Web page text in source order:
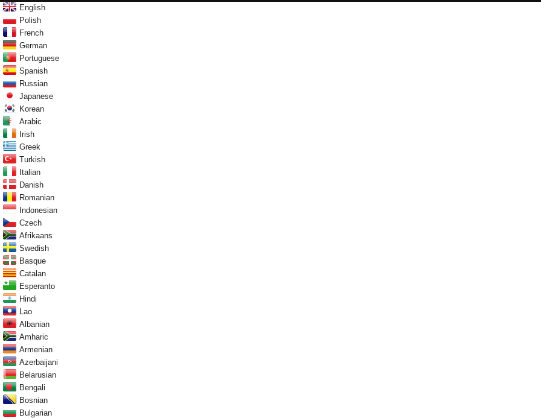
English
Polish
French
German
Portuguese
Spanish
Russian
Japanese
Korean
Arabic
Irish
Greek
Turkish
Italian
Danish
Romanian
Indonesian
Czech
Afrikaans
Swedish
Basque
Catalan
Esperanto
Hindi
Lao
Albanian
Amharic
Armenian
Azerbaijani
Belarusian
Bengali
Bosnian
Bulgarian